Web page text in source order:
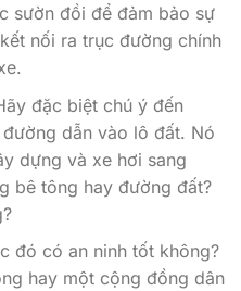
sườn đồi để đảm bảo sự
nối ra trục đường chính
đặc biệt chú ý đến
dẫn vào lô đất. Nó
dựng và xe hơi sang
bê tông hay đường đất?
đó có an ninh tốt không?
hay một cộng đồng dân